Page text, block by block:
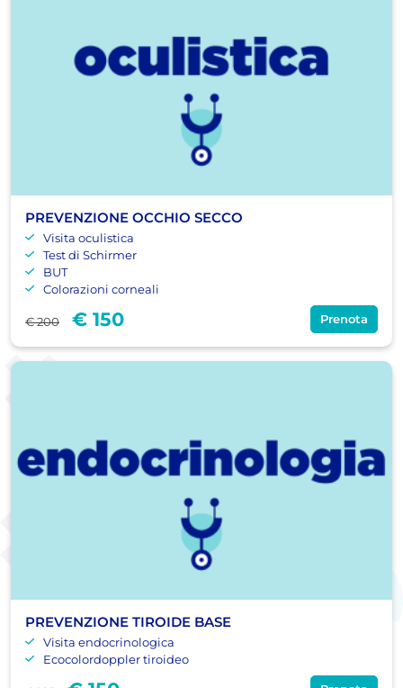
PREVENZIONE OCCHIO SECCO
Visita oculistica
Test di Schirmer
BUT
Colorazioni corneali
€ 200 € 150 Prenota
PREVENZIONE TIROIDE BASE
Visita endocrinologica
Ecocolordoppler tiroideo